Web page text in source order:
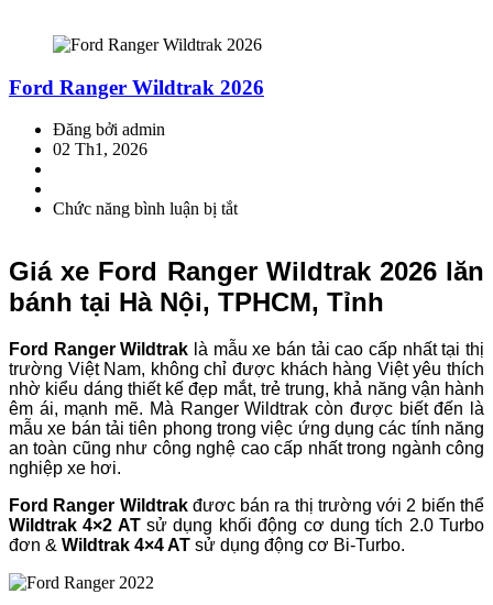
Ford Ranger Wildtrak 2026
Đăng bởi admin
02 Th1, 2026
Chức năng bình luận bị tắtở
Wildtrak
2026
Giá xe Ford Ranger Wildtrak 2026 lăn
bánh tại Hà Nội, TPHCM, Tỉnh
Ford Ranger Wildtrak là mẫu xe bán tải cao cấp nhất tại thị
trường Việt Nam, không chỉ được khách hàng Việt yêu thích
nhờ kiểu dáng thiết kế đẹp mắt, trẻ trung, khả năng vận hành
êm ái, mạnh mẽ. Mà Ranger Wildtrak còn được biết đến là
mẫu xe bán tải tiên phong trong việc ứng dụng các tính năng
an toàn cũng như công nghệ cao cấp nhất trong ngành công
nghiệp xe hơi.
Ford Ranger Wildtrak đươc bán ra thị trường với 2 biến thể
Wildtrak 4×2 ATsử dụng khối động cơ dung tích 2.0 Turbo
đơn & Wildtrak 4×4 AT sử dụng động cơ Bi-Turbo.